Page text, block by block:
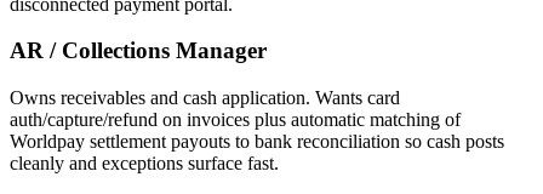
AR / Collections Manager
Owns receivables and cash application. Wants card
auth/capture/refund on invoices plus automatic matching of
Worldpay settlement payouts to bank reconciliation so cash posts
cleanly and exceptions surface fast.